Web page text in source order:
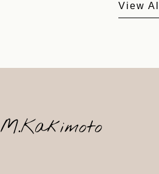
View All
M.Kakimoto